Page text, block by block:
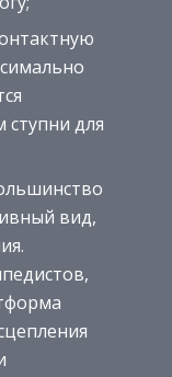
для
вид,